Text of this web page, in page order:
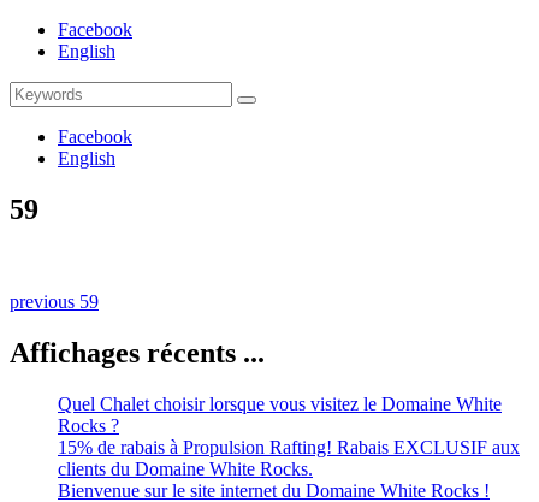
Facebook
English
Search
for:
Search
Facebook
English
59
Naviguation
dans
les
publications
previous Previous
59
Affichages récents ...
Quel Chalet choisir lorsque vous visitez le Domaine White
Rocks ?
15% de rabais à Propulsion Rafting! Rabais EXCLUSIF aux
clients du Domaine White Rocks.
Bienvenue sur le site internet du Domaine White Rocks !